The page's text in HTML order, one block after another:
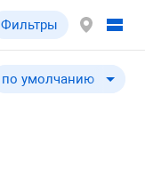
Фильтры
по умолчанию
по умолчанию